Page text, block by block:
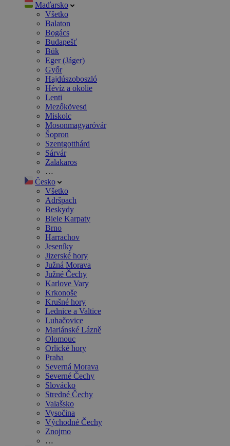
Maďarsko
Všetko
Balaton
Bogács
Budapešť
Bük
Eger (Jáger)
Győr
Hajdúszoboszló
Hévíz a okolie
Lenti
Mezőkövesd
Miskolc
Mosonmagyaróvár
Šopron
Szentgotthárd
Sárvár
Zalakaros
…
Česko
Všetko
Adršpach
Beskydy
Biele Karpaty
Brno
Harrachov
Jeseníky
Jizerské hory
Južná Morava
Južné Čechy
Karlove Vary
Krkonoše
Krušné hory
Lednice a Valtice
Luhačovice
Mariánské Lázně
Olomouc
Orlické hory
Praha
Severná Morava
Severné Čechy
Slovácko
Stredné Čechy
Valašsko
Vysočina
Východné Čechy
Znojmo
…